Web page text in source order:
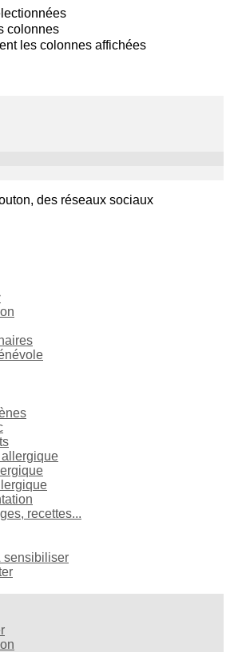
colonnes
les colonnes affichées
des réseaux sociaux
allergique
recettes...
sensibiliser